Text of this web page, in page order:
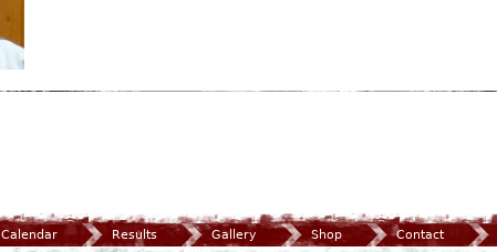
Calendar Results Gallery Shop Contact